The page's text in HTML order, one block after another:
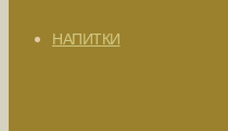
НАПИТКИ